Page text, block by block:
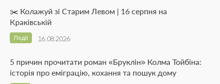
✂️ Колажуй зі Старим Левом | 16 серпня на
Краківській
16.08.2026
Події
5 причин прочитати роман «Бруклін» Колма Тойбіна:
історія про еміграцію, кохання та пошук дому